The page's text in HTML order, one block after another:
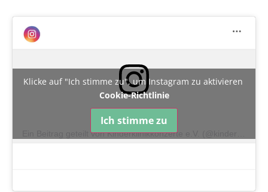
Klicke auf "Ich stimme zu", um Instagram zu aktivieren
Cookie-Richtlinie
Ich stimme zu